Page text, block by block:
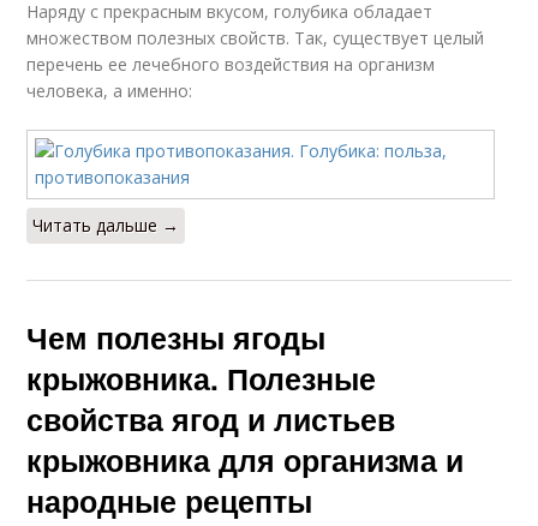
Наряду с прекрасным вкусом, голубика обладает
множеством полезных свойств. Так, существует целый
перечень ее лечебного воздействия на организм
человека, а именно:
Читать дальше →
Чем полезны ягоды
крыжовника. Полезные
свойства ягод и листьев
крыжовника для организма и
народные рецепты